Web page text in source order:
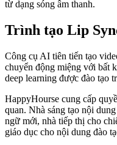
từ dạng sóng âm thanh.
Trình tạo Lip
Công cụ AI tiên tiến tạo
chuyển động miệng với bất
deep learning được đào tạo
HappyHourse cung cấp
quan. Nhà sáng tạo nội
ngữ mới, nhà tiếp thị cho
giáo dục cho nội dung đào